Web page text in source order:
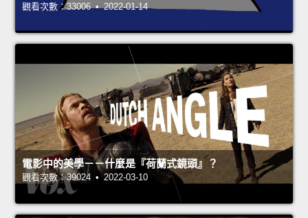
觀看次數：33006 • 2022-01-14
電影中的美學－－什麼是『荷蘭式鏡頭』？
觀看次數：39024 • 2022-03-10